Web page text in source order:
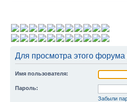
Для просмотра этого
Имя пользователя:
Пароль:
Забыли